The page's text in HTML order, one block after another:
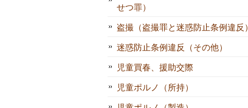
せつ罪）
盗撮（盗撮罪と迷惑防止条例違反）
迷惑防止条例違反（その他）
児童買春、援助交際
児童ポルノ（所持）